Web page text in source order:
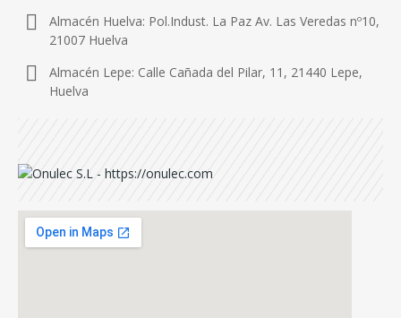
Almacén Huelva: Pol.Indust. La Paz Av. Las Veredas nº10,
21007 Huelva
Almacén Lepe: Calle Cañada del Pilar, 11, 21440 Lepe,
Huelva